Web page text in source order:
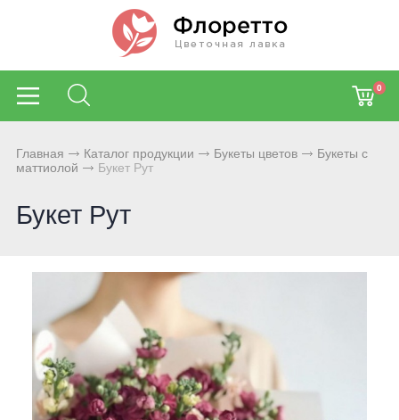
0
Главная Каталог продукции Букеты цветов
Букеты с
маттиолой
Букет Рут
Букет Рут